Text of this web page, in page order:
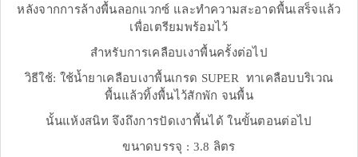
หลังจากการล้างพื้นลอกแวกซ์ และทำความสะอาดพื้นเสร็จแล้ว
เพื่อเตรียมพร้อมไว้
สำหรับการเคลือบเงาพื้นครั้งต่อไป
วิธีใช้: ใช้น้ำยาเคลือบเงาพื้นเกรด SUPER ทาเคลือบบริเวณ
พื้นแล้วทิ้งพื้นไว้สักพัก จนพื้น
นั้นแห้งสนิท จึงถึงการปัดเงาพื้นได้ ในขั้นตอนต่อไป
ขนาดบรรจุ : 3.8 ลิตร